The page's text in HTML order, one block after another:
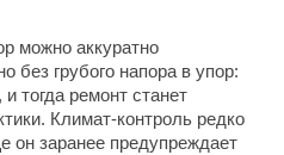
можно аккуратно
без грубого напора в упор:
и тогда ремонт станет
Климат-контроль редко
он заранее предупреждает